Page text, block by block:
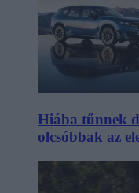
Hiába tűnnek
olcsóbbak az